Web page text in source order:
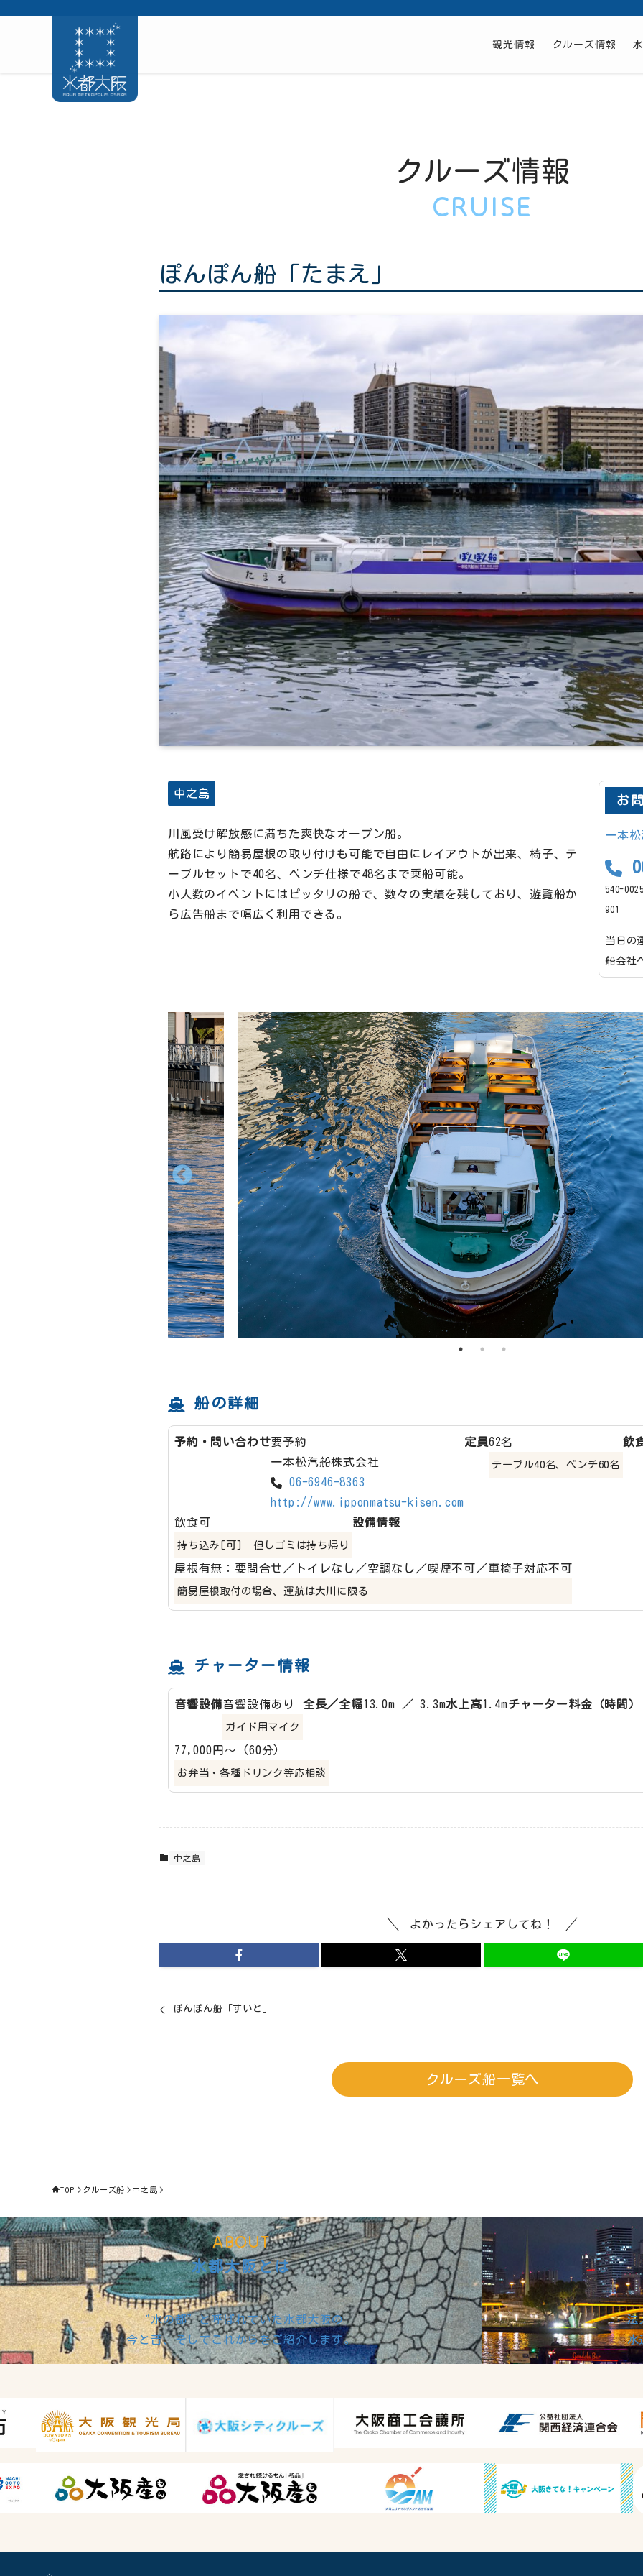
観光情報 クルーズ情報
クルーズ情報
CRUISE
ぽんぽん船「たまえ」
中之島
川風受け解放感に満ちた爽快なオープン船。
航路により簡易屋根の取り付けも可能で自由にレイアウトが出来、椅子、テ
ーブルセットで40名、ベンチ仕様で48名まで乗船可能。
小人数のイベントにはピッタリの船で、数々の実績を残しており、遊覧船か
ら広告船まで幅広く利用できる。
お
一本
540-
901
当日の
船会社
船の詳細
予約・問い合わせ要予約
一本松汽船株式会社
06-6946-8363
http://www.ipponmatsu-kisen.com
定員62名
テーブル40名、ベンチ60名
飲
飲食可
持ち込み[可] 但しゴミは持ち帰り
設備情報
屋根有無：要問合せ／トイレなし／空調なし／喫煙不可／車椅子対応不可
簡易屋根取付の場合、運航は大川に限る
チャーター情報
音響設備音響設備あり
ガイド用マイク
全長／全幅13.0m ／ 3.3m水上高1.4mチャーター料金（時間）
77,000円～ (60分)
お弁当・各種ドリンク等応相談
中之島
よかったらシェアしてね！
ぽんぽん船「すいと」
クルーズ船一覧へ
TOP クルーズ船 中之島
ABOUT
水都大阪とは
“水の都”と呼ばれていた水都大阪の
今と昔、そしてこれからをご紹介します。
法
水